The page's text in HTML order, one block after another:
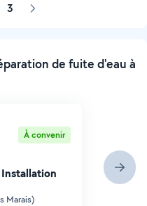
3 Page
de fuite d'eau à
À convenir
Marais)